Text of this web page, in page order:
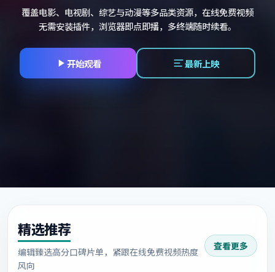
覆盖电影、电视剧、综艺与动漫等多品类资源，在线免费视频
无需安装插件，浏览器即点即播，多终端随时续看。
开始观看 最新上映
精选推荐
编辑臻选高分口碑片单，紧跟在线免费视频热度
风向
查看更多